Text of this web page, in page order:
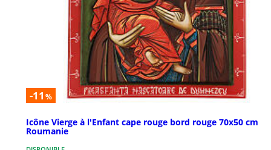
-11 %
Icône Vierge à l'Enfant cape rouge bord rouge 70x50 cm
Roumanie